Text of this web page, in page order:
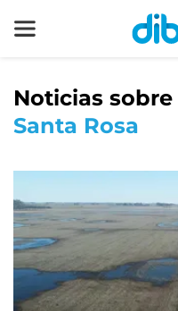
Noticias sobre
Santa Rosa